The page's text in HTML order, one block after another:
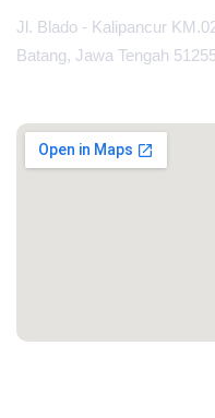
Jl. Blado - Kalipancur
Batang, Jawa Tengah